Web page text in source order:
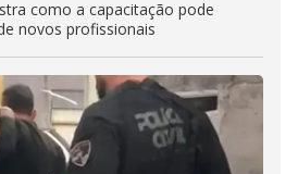
como a capacitação pode
novos profissionais